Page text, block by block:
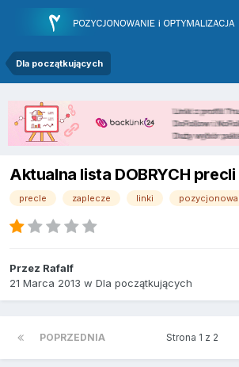
Dla początkujących
Aktualna lista DOBRYCH precli
precle zaplecze linki
Przez Rafalf
21 Marca 2013 w Dla początkujących
POPRZEDNIA Strona 1 z 2